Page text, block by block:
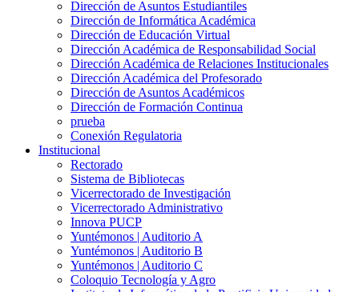
Dirección de Asuntos Estudiantiles
Dirección de Informática Académica
Dirección de Educación Virtual
Dirección Académica de Responsabilidad Social
Dirección Académica de Relaciones Institucionales
Dirección Académica del Profesorado
Dirección de Asuntos Académicos
Dirección de Formación Continua
prueba
Conexión Regulatoria
Institucional
Rectorado
Sistema de Bibliotecas
Vicerrectorado de Investigación
Vicerrectorado Administrativo
Innova PUCP
Yuntémonos | Auditorio A
Yuntémonos | Auditorio B
Yuntémonos | Auditorio C
Coloquio Tecnología y Agro